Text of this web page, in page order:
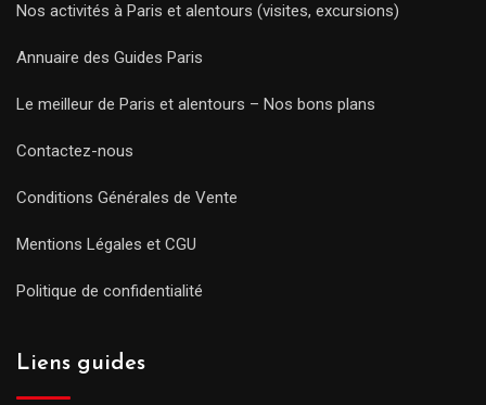
Nos activités à Paris et alentours (visites, excursions)
Annuaire des Guides Paris
Le meilleur de Paris et alentours – Nos bons plans
Contactez-nous
Conditions Générales de Vente
Mentions Légales et CGU
Politique de confidentialité
Liens guides